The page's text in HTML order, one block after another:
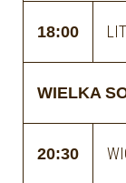
18:00
WIELKA
20:30